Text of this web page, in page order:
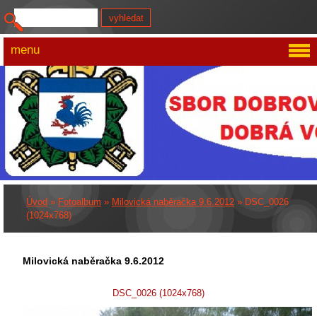
Úvod » Fotoalbum » Milovická naběračka 9.6.2012 » DSC_0026
(1024x768)
Milovická naběračka 9.6.2012
DSC_0026 (1024x768)
menu